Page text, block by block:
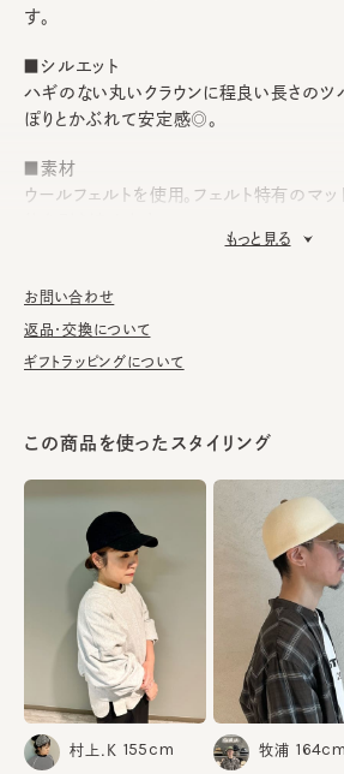
す。
■シルエット
ハギのない丸いクラウンに程良い長さのツ
ぽりとかぶれて安定感◎。
■素材
ウールフェルトを使用。フェルト特有のマ
洗濯不可。汚れにつきましては、消臭・抗
が汚れてしまう前の対策として、汗止めの
まっすぐ引き出してください。逆向きに引っ
可能性がございます。）
※素材の性質上、斑点のように小さな不純
ご了承いただいた上でご購入ください。
ウール100%
生産国 made in JAPAN
もっと見る
お問い合わせ
返品・交換について
ギフトラッピングについて
この商品を使ったスタイリング
村上.K 155cm 牧浦 164cm